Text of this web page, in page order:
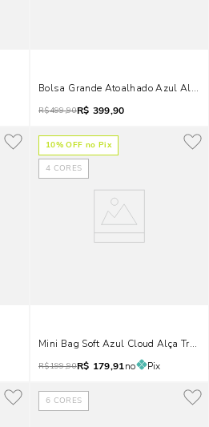
Bolsa Grande Atoalhado Azul Alça
R$499,90R$ 399,90
10% OFF no Pix
4 CORES
Mini Bag Soft Azul Cloud Alça
R$199,90R$ 179,91no Pix
6 CORES